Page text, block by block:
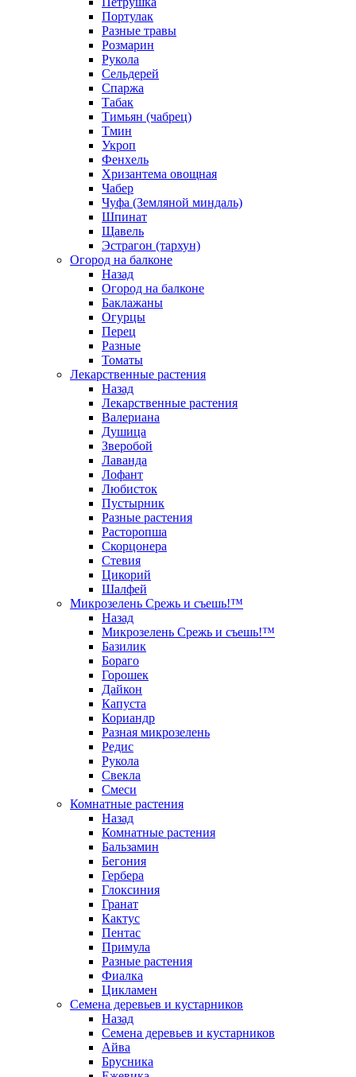
Портулак
Разные травы
Розмарин
Рукола
Сельдерей
Спаржа
Табак
Тимьян (чабрец)
Тмин
Укроп
Фенхель
Хризантема овощная
Чабер
Чуфа (Земляной миндаль)
Шпинат
Щавель
Эстрагон (тархун)
Огород на балконе
Назад
Огород на балконе
Баклажаны
Огурцы
Перец
Разные
Томаты
Лекарственные растения
Назад
Лекарственные растения
Валериана
Душица
Зверобой
Лаванда
Лофант
Любисток
Пустырник
Разные растения
Расторопша
Скорцонера
Стевия
Цикорий
Шалфей
Микрозелень Срежь и съешь!™
Назад
Микрозелень Срежь и съешь!™
Базилик
Бораго
Горошек
Дайкон
Капуста
Кориандр
Разная микрозелень
Редис
Рукола
Свекла
Смеси
Комнатные растения
Назад
Комнатные растения
Бальзамин
Бегония
Гербера
Глоксиния
Гранат
Кактус
Пентас
Примула
Разные растения
Фиалка
Цикламен
Семена деревьев и кустарников
Назад
Семена деревьев и кустарников
Айва
Брусника